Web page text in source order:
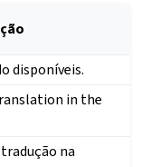
disponíveis.
in the
na